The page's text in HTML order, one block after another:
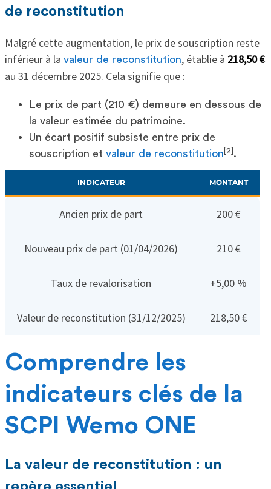
de reconstitution
Malgré cette augmentation, le prix de souscription reste
inférieur à la valeur de reconstitution, établie à 218,50 €
au 31 décembre 2025. Cela signifie que :
Le prix de part (210 €) demeure en dessous de
la valeur estimée du patrimoine.
Un écart positif subsiste entre prix de
souscription et valeur de reconstitution [2] .
INDICATEUR MONTANT
Ancien prix de part 200 €
Nouveau prix de part (01/04/2026) 210 €
Taux de revalorisation +5,00 %
Valeur de reconstitution (31/12/2025) 218,50 €
Comprendre les
indicateurs clés de la
SCPI Wemo ONE
La valeur de reconstitution : un